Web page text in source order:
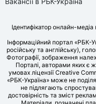
Ідентифікатор онлайн-
Інформаційний портал «РБК-
російську та англійську),
Фотографії, зображення
Порталі, авторами яких є
умовах ліцензії Creative
«РБК-Україна» може не
не підлягають
достовірність та зміст